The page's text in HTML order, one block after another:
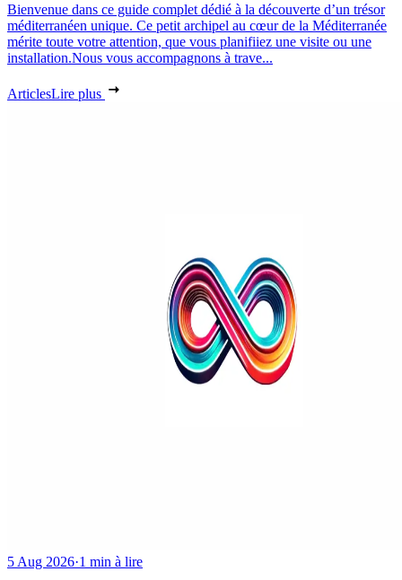
Bienvenue dans ce guide complet dédié à la découverte d’un trésor
méditerranéen unique. Ce petit archipel au cœur de la Méditerranée
mérite toute votre attention, que vous planifiiez une visite ou une
installation.Nous vous accompagnons à trave...
ArticlesLire plus
5 Aug 2026·1 min à lire